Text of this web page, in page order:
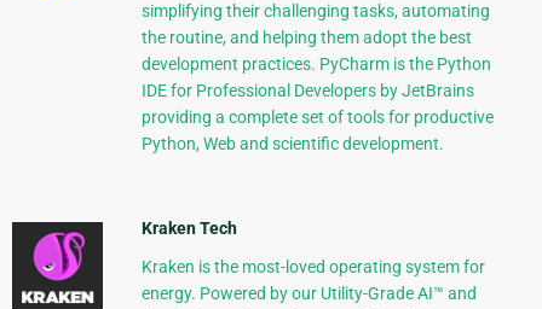
simplifying their challenging tasks, automating
the routine, and helping them adopt the best
development practices. PyCharm is the Python
IDE for Professional Developers by JetBrains
providing a complete set of tools for productive
Python, Web and scientific development.
Kraken Tech
Kraken is the most-loved operating system for
energy. Powered by our Utility-Grade AI™ and